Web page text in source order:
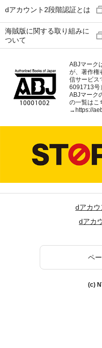
dアカウント2段階認証とは
海賊版に関する取り組みに
ついて
ABJマーク
が、著作権
信サービス
6091713号
ABJマーク
の一覧はこ
→https://
dアカウ
dアカ
ペ
(c)